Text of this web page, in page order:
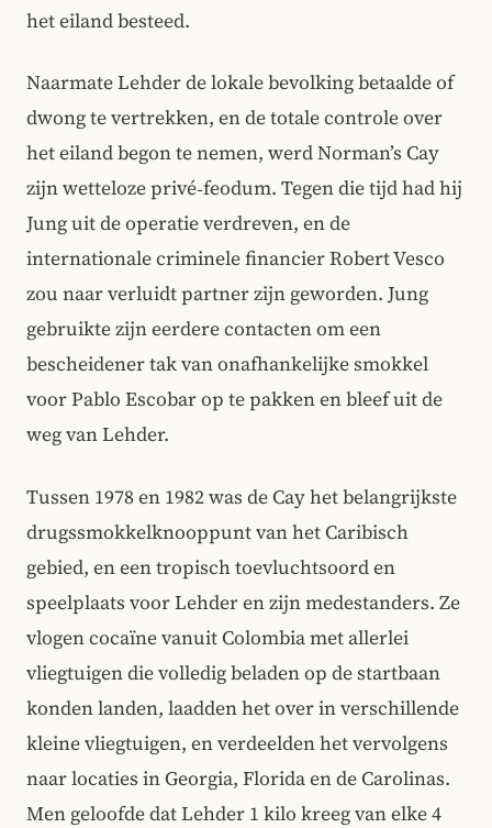
het eiland besteed.
Naarmate Lehder de lokale bevolking betaalde of
dwong te vertrekken, en de totale controle over
het eiland begon te nemen, werd Norman’s Cay
zijn wetteloze privé‑feodum. Tegen die tijd had hij
Jung uit de operatie verdreven, en de
internationale criminele financier Robert Vesco
zou naar verluidt partner zijn geworden. Jung
gebruikte zijn eerdere contacten om een
bescheidener tak van onafhankelijke smokkel
voor Pablo Escobar op te pakken en bleef uit de
weg van Lehder.
Tussen 1978 en 1982 was de Cay het belangrijkste
drugssmokkelknooppunt van het Caribisch
gebied, en een tropisch toevluchtsoord en
speelplaats voor Lehder en zijn medestanders. Ze
vlogen cocaïne vanuit Colombia met allerlei
vliegtuigen die volledig beladen op de startbaan
konden landen, laadden het over in verschillende
kleine vliegtuigen, en verdeelden het vervolgens
naar locaties in Georgia, Florida en de Carolinas.
Men geloofde dat Lehder 1 kilo kreeg van elke 4